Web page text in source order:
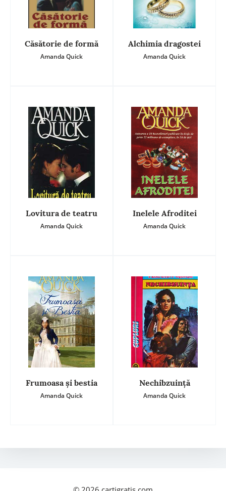
Căsătorie de formă
Amanda Quick
Alchimia dragostei
Amanda Quick
Lovitura de teatru
Amanda Quick
Inelele Afroditei
Amanda Quick
Frumoasa și bestia
Amanda Quick
Nechibzuință
Amanda Quick